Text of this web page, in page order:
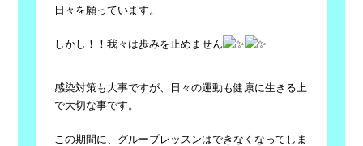
日々を願っています。
しかし！！我々は歩みを止めません
感染対策も大事ですが、日々の運動も健康に生きる上
で大切な事です。
この期間に、グループレッスンはできなくなってしま